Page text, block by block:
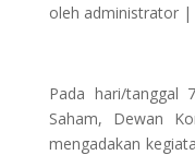
oleh administrator|
Pada hari/tanggal
Saham, Dewan
mengadakan